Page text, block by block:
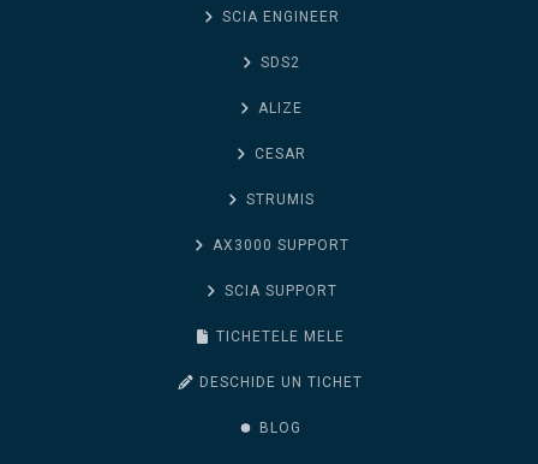
SCIA ENGINEER
SDS2
ALIZE
CESAR
STRUMIS
AX3000 SUPPORT
SCIA SUPPORT
TICHETELE MELE
DESCHIDE UN TICHET
BLOG